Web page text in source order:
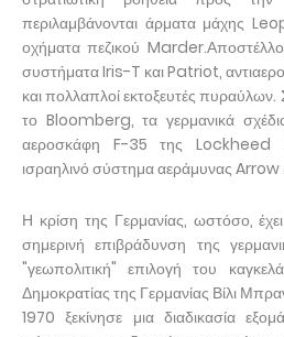
περιλαμβάνονται άρματα μάχης
οχήματα πεζικού
συστήματα Iris-T και Patriot,
και πολλαπλοί εκτοξευτές
το Bloomberg, τα γερμανικά
αεροσκάφη F-35 της
ισραηλινό σύστημα αεράμυνας Arrow
Η κρίση της Γερμανίας, ωστόσο,
σημερινή επιβράδυνση της
"γεωπολιτική" επιλογή του
Δημοκρατίας της Γερμανίας Βίλι
1970 ξεκίνησε μια διαδικασία